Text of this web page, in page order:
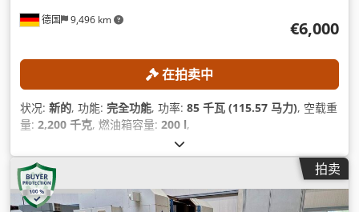
德国 9,496 km €6,000
在拍卖中
状况: 新的, 功能: 完全功能, 功率: 85 千瓦 (115.57 马力), 空载重
量: 2,200 千克, 燃油箱容量: 200 l,
拍卖